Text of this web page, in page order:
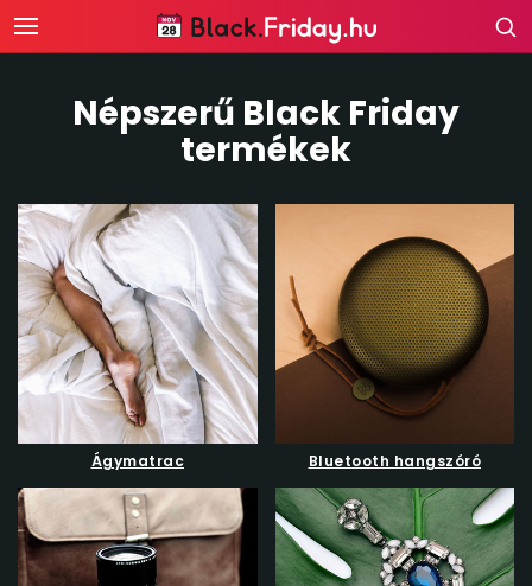
Népszerű Black Friday
termékek
Ágymatrac Bluetooth hangszóró